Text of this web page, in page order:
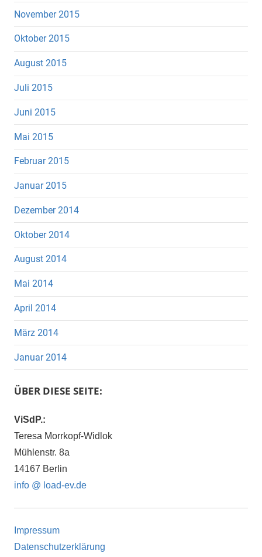
November 2015
Oktober 2015
August 2015
Juli 2015
Juni 2015
Mai 2015
Februar 2015
Januar 2015
Dezember 2014
Oktober 2014
August 2014
Mai 2014
April 2014
März 2014
Januar 2014
ÜBER DIESE SEITE:
ViSdP.:
Teresa Morrkopf-Widlok
Mühlenstr. 8a
14167 Berlin
info @ load-ev.de
Impressum
Datenschutzerklärung